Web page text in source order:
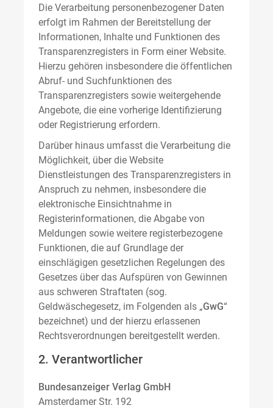
Die Verarbeitung personenbezogener Daten
erfolgt im Rahmen der Bereitstellung der
Informationen, Inhalte und Funktionen des
Transparenzregisters in Form einer Website.
Hierzu gehören insbesondere die öffentlichen
Abruf- und Suchfunktionen des
Transparenzregisters sowie weitergehende
Angebote, die eine vorherige Identifizierung
oder Registrierung erfordern.
Darüber hinaus umfasst die Verarbeitung die
Möglichkeit, über die Website
Dienstleistungen des Transparenzregisters in
Anspruch zu nehmen, insbesondere die
elektronische Einsichtnahme in
Registerinformationen, die Abgabe von
Meldungen sowie weitere registerbezogene
Funktionen, die auf Grundlage der
einschlägigen gesetzlichen Regelungen des
Gesetzes über das Aufspüren von Gewinnen
aus schweren Straftaten (sog.
Geldwäschegesetz, im Folgenden als „GwG“
bezeichnet) und der hierzu erlassenen
Rechtsverordnungen bereitgestellt werden.
2. Verantwortlicher
Bundesanzeiger Verlag GmbH
Amsterdamer Str. 192